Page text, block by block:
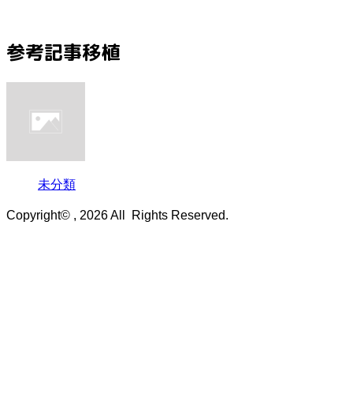
参考記事移植
未分類
Copyright© , 2026 All Rights Reserved.